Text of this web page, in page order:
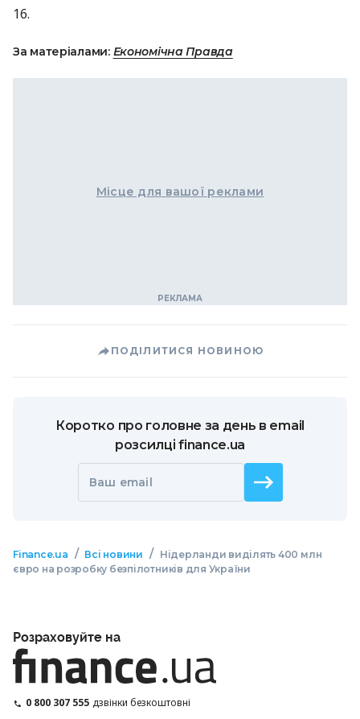
16.
За матеріалами: Економічна Правда
Місце для вашої реклами
ПОДІЛИТИСЯ НОВИНОЮ
Коротко про головне за день в email
розсилці finance.ua
Ваш email
Finance.ua / Всі новини /
Нідерланди виділять 400 млн
євро на розробку безпілотників для України
Розраховуйте на
0 800 307 555 дзвінки безкоштовні